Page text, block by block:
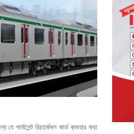
পার্মানেন্ট রিচার্জেবল কার্ড ব্যবহার করা